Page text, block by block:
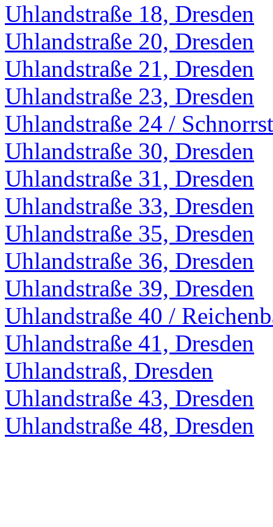
Uhlandstraße 18, Dresden
Uhlandstraße 20, Dresden
Uhlandstraße 21, Dresden
Uhlandstraße 23, Dresden
Uhlandstraße 24 /
Uhlandstraße 30, Dresden
Uhlandstraße 31, Dresden
Uhlandstraße 33, Dresden
Uhlandstraße 35, Dresden
Uhlandstraße 36, Dresden
Uhlandstraße 39, Dresden
Uhlandstraße 40 /
Uhlandstraße 41, Dresden
Uhlandstraß, Dresden
Uhlandstraße 43, Dresden
Uhlandstraße 48, Dresden